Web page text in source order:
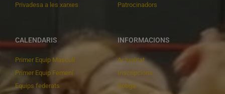
Privadesa a les xarxes
Patrocinadors
CALENDARIS
Primer Equip Masculí
Primer Equip Femení
Equips federats
INFORMACIONS
Actualitat
Inscripcions
Botiga